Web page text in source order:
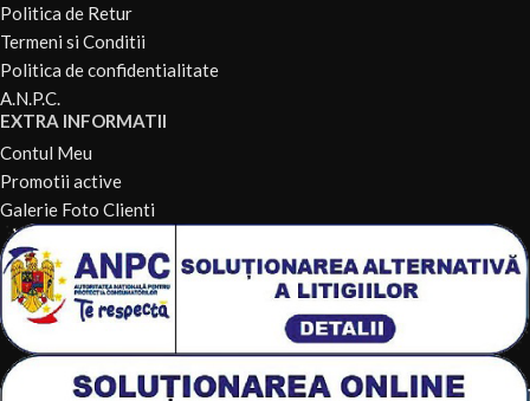
Politica de Retur
Termeni si Conditii
Politica de confidentialitate
A.N.P.C.
EXTRA INFORMATII
Contul Meu
Promotii active
Galerie Foto Clienti